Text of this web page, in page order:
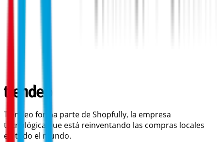
Tiendeo forma parte de Shopfully, la empresa
tecnológica que está reinventando las compras locales
en todo el mundo.